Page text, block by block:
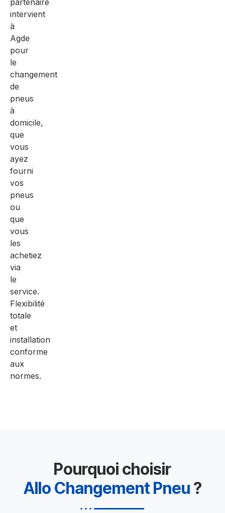
partenaire
intervient
à
Agde
pour
le
changement
de
pneus
à
domicile,
que
vous
ayez
fourni
vos
pneus
ou
que
vous
les
achetiez
via
le
service.
Flexibilité
totale
et
installation
conforme
aux
normes.
Pourquoi choisir
Allo Changement Pneu ?